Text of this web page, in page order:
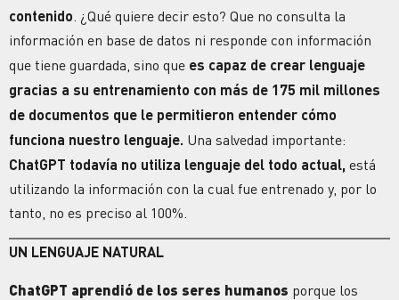
contenido . ¿Qué quiere decir esto? Que no consulta la
información en base de datos ni responde con información
que tiene guardada, sino que es capaz de crear lenguaje
gracias a su entrenamiento con más de 175 mil millones
de documentos que le permitieron entender cómo
funciona nuestro lenguaje. Una salvedad importante:
ChatGPT todavía no utiliza lenguaje del todo actual, está
utilizando la información con la cual fue entrenado y, por lo
tanto, no es preciso al 100%.
UN LENGUAJE NATURAL
ChatGPT aprendió de los seres humanos porque los